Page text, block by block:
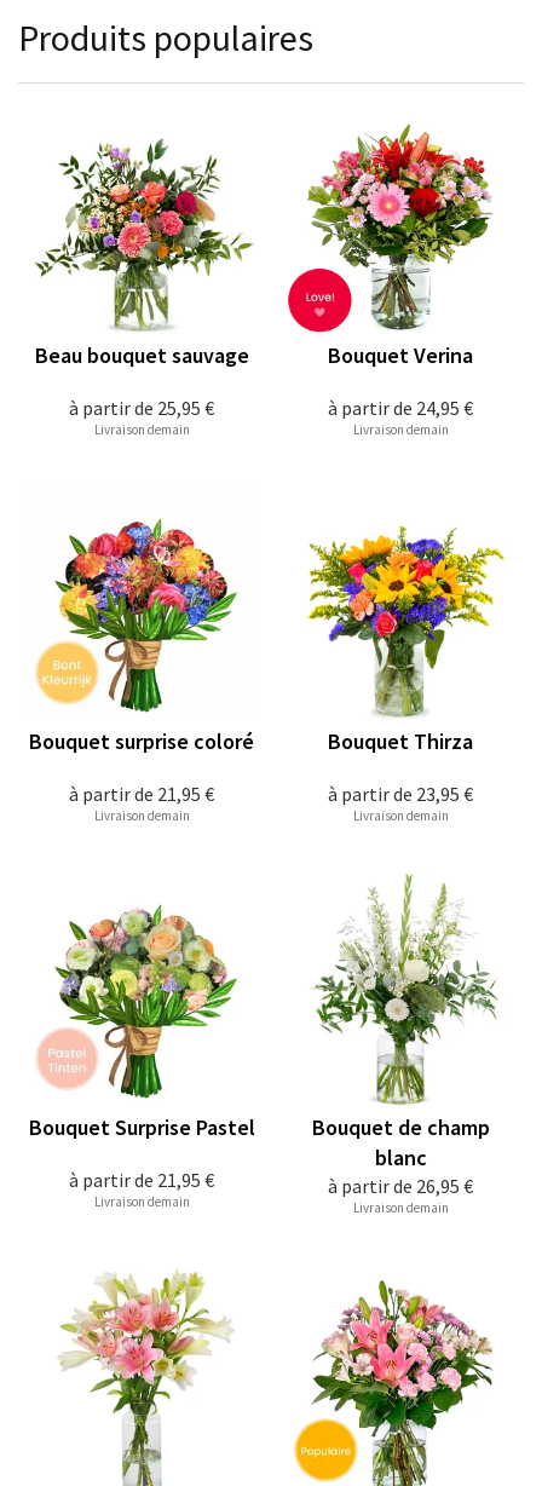
Produits populaires
à partir de 25,95 €
Beau bouquet sauvage
Livraison demain
à partir de 24,95 €
Bouquet Verina
Livraison demain
à partir de 21,95 €
Bouquet surprise coloré
Livraison demain
à partir de 23,95 €
Bouquet Thirza
Livraison demain
à partir de 21,95 €
Bouquet Surprise Pastel
Livraison demain
à partir de 26,95 €
Bouquet de champ
blanc
Livraison demain